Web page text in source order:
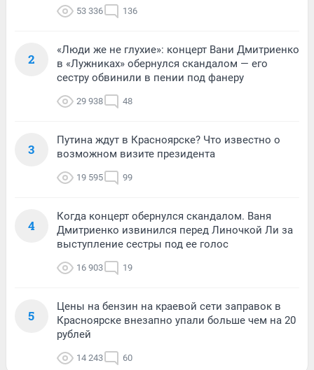
53 336 136
2
«Люди же не глухие»: концерт Вани Дмитриенко
в «Лужниках» обернулся скандалом — его
сестру обвинили в пении под фанеру
29 938 48
3
Путина ждут в Красноярске? Что известно о
возможном визите президента
19 595 99
4
Когда концерт обернулся скандалом. Ваня
Дмитриенко извинился перед Линочкой Ли за
выступление сестры под ее голос
16 903 19
5
Цены на бензин на краевой сети заправок в
Красноярске внезапно упали больше чем на 20
рублей
14 243 60